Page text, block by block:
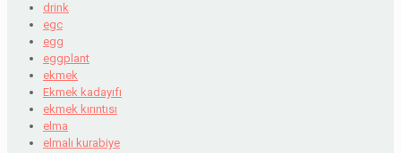
drink
egc
egg
eggplant
ekmek
Ekmek kadayıfı
ekmek kırıntısı
elma
elmalı kurabiye